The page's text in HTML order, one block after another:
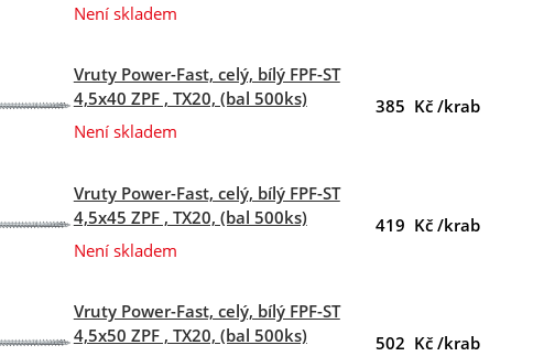
Není skladem
Vruty Power-Fast, celý, bílý FPF-ST
4,5x40 ZPF , TX20, (bal 500ks)
Není skladem
385 Kč /krab
Vruty Power-Fast, celý, bílý FPF-ST
4,5x45 ZPF , TX20, (bal 500ks)
Není skladem
419 Kč /krab
Vruty Power-Fast, celý, bílý FPF-ST
4,5x50 ZPF , TX20, (bal 500ks)
502 Kč /krab